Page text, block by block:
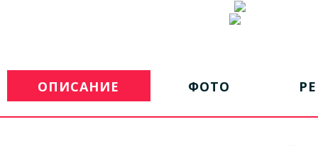
ОПИСАНИЕ ФОТО